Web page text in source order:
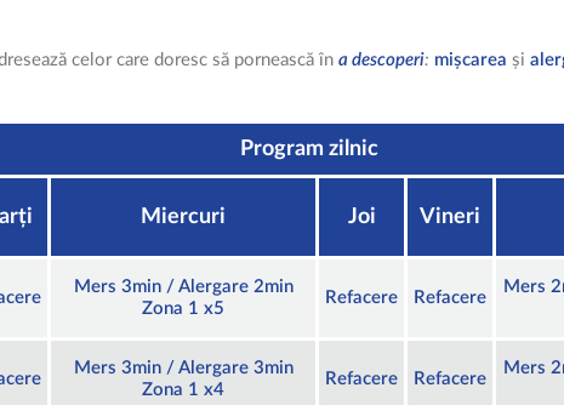
celor care doresc să pornească în a descoperi: mișcarea și
Program zilnic
Miercuri Joi Vineri
Mers 3min / Alergare 2min
Zona 1 x5
Refacere Refacere
Mers
Mers 3min / Alergare 3min
Zona 1 x4
Refacere Refacere
Mers